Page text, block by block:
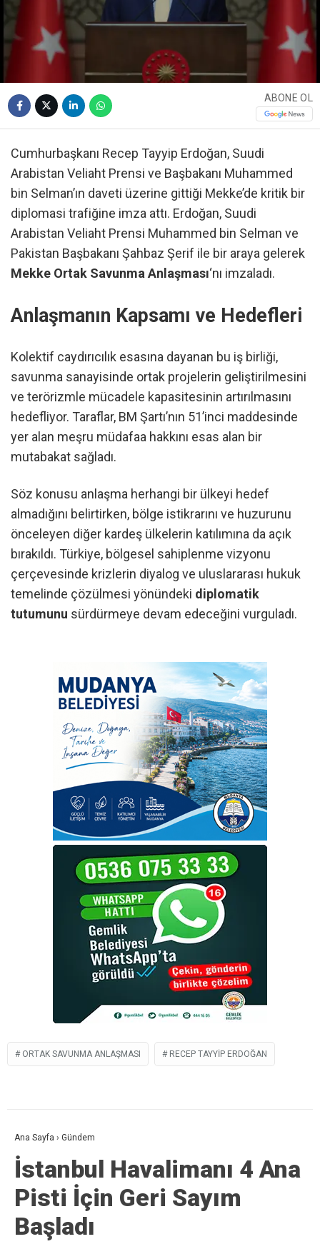
ABONE OL
Cumhurbaşkanı Recep Tayyip Erdoğan, Suudi
Arabistan Veliaht Prensi ve Başbakanı Muhammed
bin Selman’ın daveti üzerine gittiği Mekke’de kritik bir
diplomasi trafiğine imza attı. Erdoğan, Suudi
Arabistan Veliaht Prensi Muhammed bin Selman ve
Pakistan Başbakanı Şahbaz Şerif ile bir araya gelerek
Mekke Ortak Savunma Anlaşması‘nı imzaladı.
Anlaşmanın Kapsamı ve Hedefleri
Kolektif caydırıcılık esasına dayanan bu iş birliği,
savunma sanayisinde ortak projelerin geliştirilmesini
ve terörizmle mücadele kapasitesinin artırılmasını
hedefliyor. Taraflar, BM Şartı’nın 51’inci maddesinde
yer alan meşru müdafaa hakkını esas alan bir
mutabakat sağladı.
Söz konusu anlaşma herhangi bir ülkeyi hedef
almadığını belirtirken, bölge istikrarını ve huzurunu
önceleyen diğer kardeş ülkelerin katılımına da açık
bırakıldı. Türkiye, bölgesel sahiplenme vizyonu
çerçevesinde krizlerin diyalog ve uluslararası hukuk
temelinde çözülmesi yönündeki diplomatik
tutumunu sürdürmeye devam edeceğini vurguladı.
ORTAK SAVUNMA ANLAŞMASI RECEP TAYYIP ERDOĞAN
Ana Sayfa › Gündem
İstanbul Havalimanı 4 Ana
Pisti İçin Geri Sayım
Başladı